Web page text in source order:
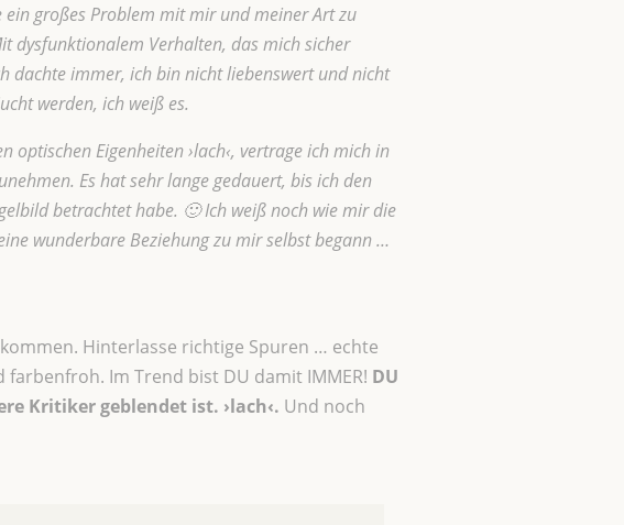
großes Problem mit mir und meiner Art zu
dysfunktionalem Verhalten, das mich sicher
dachte immer, ich bin nicht liebenswert und nicht
werden, ich weiß es.
optischen Eigenheiten ›lach‹, vertrage ich mich in
Es hat sehr lange gedauert, bis ich den
betrachtet habe. 🙂 Ich weiß noch wie mir die
wunderbare Beziehung zu mir selbst begann …
Hinterlasse richtige Spuren … echte
Im Trend bist DU damit IMMER! DU
Kritiker geblendet ist. ›lach‹. Und noch